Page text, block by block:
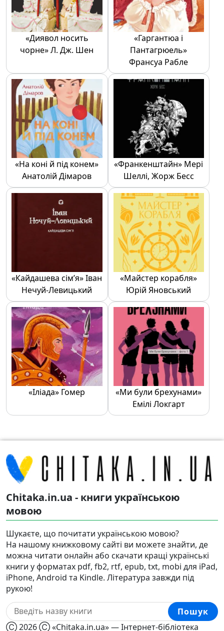
«Диявол носить
чорне» Л. Дж. Шен
«Гаргантюа і
Пантагрюель»
Франсуа Рабле
«На коні й під конем»
Анатолій Дімаров
«Франкенштайн» Мері
Шеллі, Жорж Бесс
«Кайдашева сім’я» Іван
Нечуй-Левицький
«Майстер корабля»
Юрій Яновський
«Іліада» Гомер
«Ми були брехунами»
Емілі Локгарт
Chitaka.in.ua - книги українською
мовою
Шукаєте, що почитати українською мовою?
На нашому книжковому сайті ви можете знайти, де
можна читати онлайн або скачати кращі українські
книги у форматах pdf, fb2, rtf, epub, txt, mobi для iPad,
iPhone, Android та Kindle. Література завжди під
рукою!
Пошук
Ⓒ 2026 Ⓒ «Chitaka.in.ua» — Інтернет-бібліотека